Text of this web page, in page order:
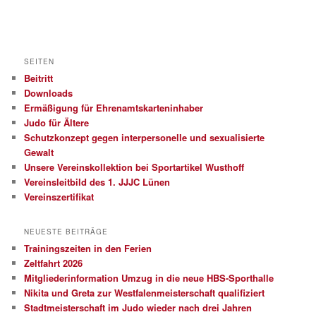
SEITEN
Beitritt
Downloads
Ermäßigung für Ehrenamtskarteninhaber
Judo für Ältere
Schutzkonzept gegen interpersonelle und sexualisierte
Gewalt
Unsere Vereinskollektion bei Sportartikel Wusthoff
Vereinsleitbild des 1. JJJC Lünen
Vereinszertifikat
NEUESTE BEITRÄGE
Trainingszeiten in den Ferien
Zeltfahrt 2026
Mitgliederinformation Umzug in die neue HBS-Sporthalle
Nikita und Greta zur Westfalenmeisterschaft qualifiziert
Stadtmeisterschaft im Judo wieder nach drei Jahren